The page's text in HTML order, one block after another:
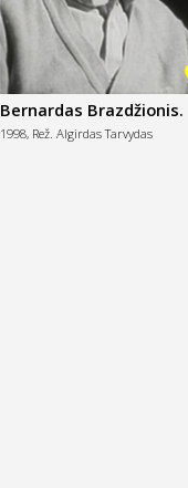
Bernardas Brazdžionis.
Sugrįžimas
1998, Rež. Algirdas Tarvydas